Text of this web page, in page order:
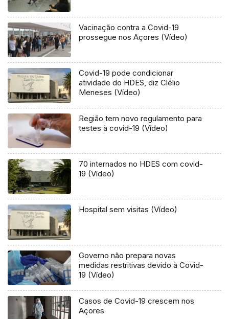
Vacinação contra a Covid-19
prossegue nos Açores (Vídeo)
Covid-19 pode condicionar
atividade do HDES, diz Clélio
Meneses (Vídeo)
Região tem novo regulamento para
testes à covid-19 (Vídeo)
70 internados no HDES com covid-
19 (Vídeo)
Hospital sem visitas (Vídeo)
Governo não prepara novas
medidas restritivas devido à Covid-
19 (Vídeo)
Casos de Covid-19 crescem nos
Açores